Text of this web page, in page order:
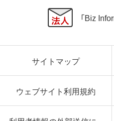
「Biz
サイトマップ
ウェブサイト利用規約